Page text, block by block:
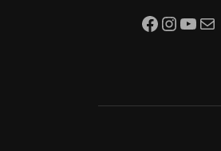
Facebook InstagramYouTube 電子郵件